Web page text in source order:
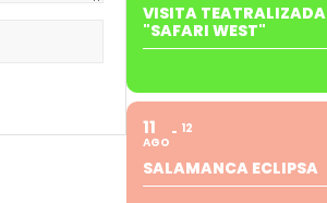
VISITA TEATRALIZADA
"SAFARI WEST"
11
AGO
12
SALAMANCA ECLIPSA